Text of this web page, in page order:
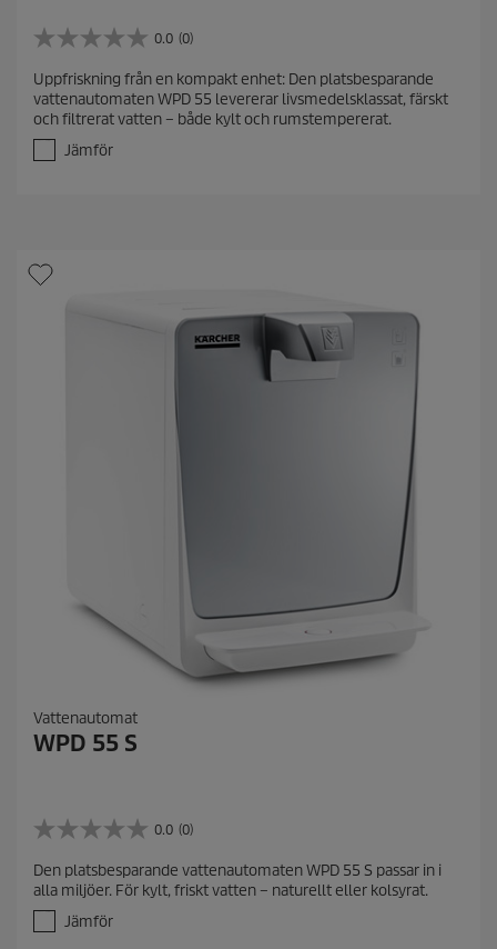
0.0 (0)
0
0
a
v
s
n
o
Uppfriskning från en kompakt enhet: Den platsbesparande
vattenautomaten WPD 55 levererar livsmedelsklassat, färskt
och filtrerat vatten – både kylt och rumstempererat.
Jämför
Vattenautomat
WPD 55 S
0.0 (0)
0
0
a
5
Den platsbesparande vattenautomaten WPD 55 S passar in i
alla miljöer. För kylt, friskt vatten – naturellt eller kolsyrat.
Jämför